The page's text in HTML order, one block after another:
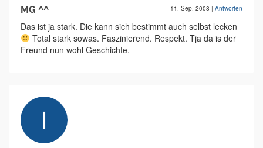
MG ^^ 11. Sep. 2008 | Antworten
Das ist ja stark. Die kann sich bestimmt auch selbst lecken
Total stark sowas. Faszinierend. Respekt. Tja da is der
Freund nun wohl Geschichte.